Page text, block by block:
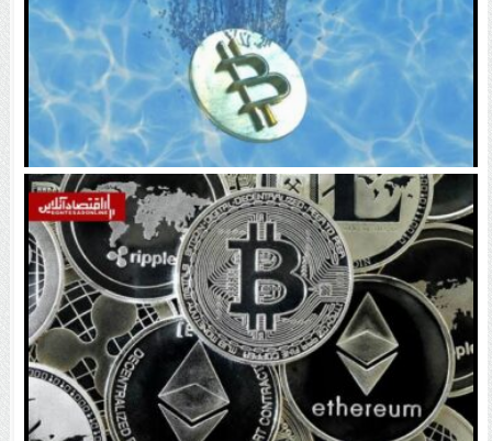
اتفاق تاریخی در بازار رمزارزها / بیت‌کوین سبز شد